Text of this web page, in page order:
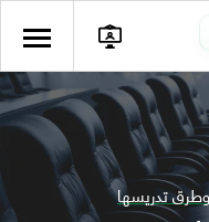
وطرق تدريسها